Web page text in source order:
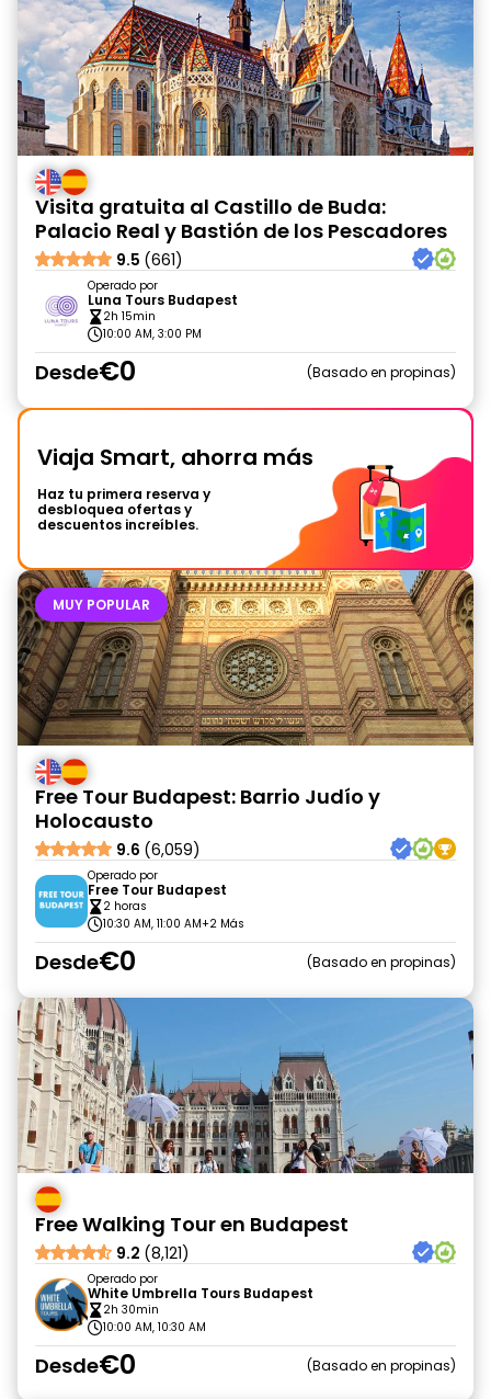
Visita gratuita al Castillo de Buda:
Palacio Real y Bastión de los Pescadores
9.5 (661)
Operado por
Luna Tours Budapest
2h 15min
10:00 AM, 3:00 PM
Desde€0 Basado en propinas
Viaja Smart, ahorra más
Haz tu primera reserva y
desbloquea ofertas y
descuentos increíbles.
MUY POPULAR
Free Tour Budapest: Barrio Judío y
Holocausto
9.6 (6,059)
Operado por
Free Tour Budapest
2 horas
10:30 AM, 11:00 AM+2 Más
Desde€0 Basado en propinas
Free Walking Tour en Budapest
9.2 (8,121)
Operado por
White Umbrella Tours Budapest
2h 30min
10:00 AM, 10:30 AM
Desde€0 Basado en propinas